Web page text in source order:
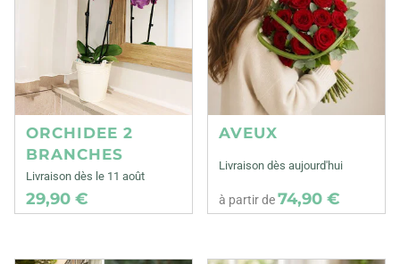
ORCHIDEE 2
BRANCHES
Livraison dès le 11 août
29,90 €
AVEUX
Livraison dès aujourd'hui
à partir de74,90 €